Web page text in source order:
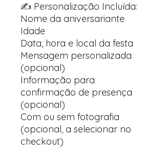
✍️ Personalização Incluída:
Nome da aniversariante
Idade
Data, hora e local da festa
Mensagem personalizada
(opcional)
Informação para
confirmação de presença
(opcional)
Com ou sem fotografia
(opcional, a selecionar no
checkout)